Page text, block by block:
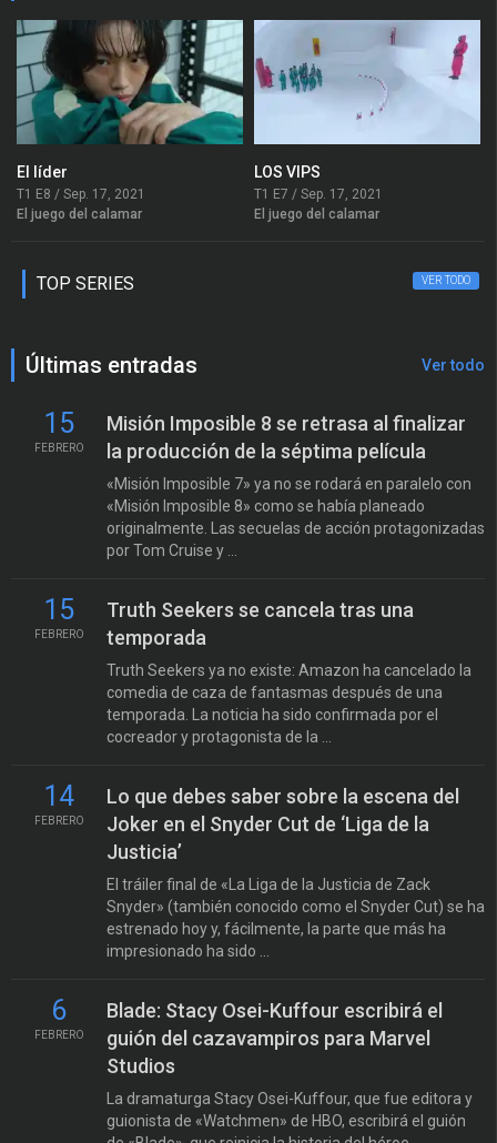
El líder
T1 E8 / Sep. 17, 2021
El juego del calamar
LOS VIPS
T1 E7 / Sep. 17, 2021
El juego del calamar
TOP SERIES VER TODO
Últimas entradas Ver todo
15
FEBRERO
Misión Imposible 8 se retrasa al finalizar
la producción de la séptima película
«Misión Imposible 7» ya no se rodará en paralelo con
«Misión Imposible 8» como se había planeado
originalmente. Las secuelas de acción protagonizadas
por Tom Cruise y ...
15
FEBRERO
Truth Seekers se cancela tras una
temporada
Truth Seekers ya no existe: Amazon ha cancelado la
comedia de caza de fantasmas después de una
temporada. La noticia ha sido confirmada por el
cocreador y protagonista de la ...
14
FEBRERO
Lo que debes saber sobre la escena del
Joker en el Snyder Cut de ‘Liga de la
Justicia’
El tráiler final de «La Liga de la Justicia de Zack
Snyder» (también conocido como el Snyder Cut) se ha
estrenado hoy y, fácilmente, la parte que más ha
impresionado ha sido ...
6
FEBRERO
Blade: Stacy Osei-Kuffour escribirá el
guión del cazavampiros para Marvel
Studios
La dramaturga Stacy Osei-Kuffour, que fue editora y
guionista de «Watchmen» de HBO, escribirá el guión